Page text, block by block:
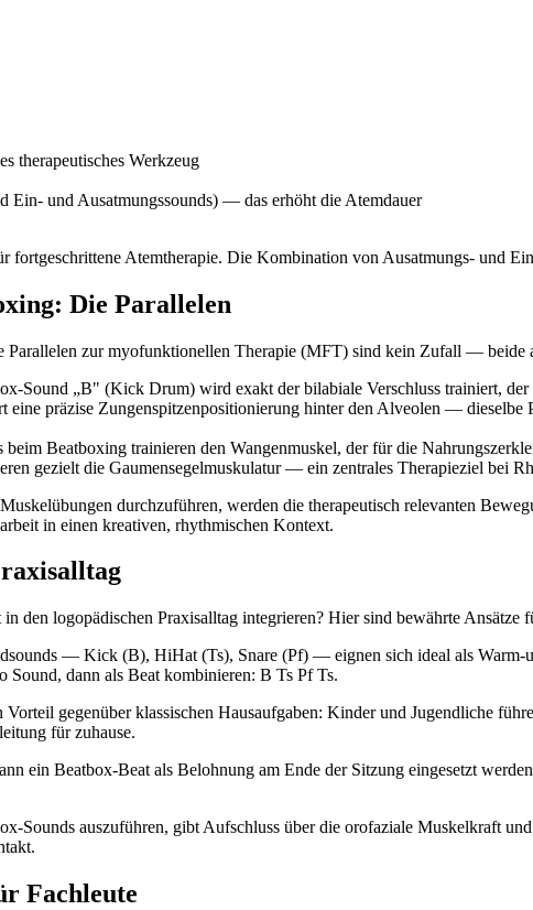
therapeutisches Werkzeug
und Ausatmungssounds) — das erhöht die Atemdauer
fortgeschrittene Atemtherapie. Die Kombination von Ausatmungs- und
Die Parallelen
zur myofunktionellen Therapie (MFT) sind kein Zufall — beide
Sound „B" (Kick Drum) wird exakt der bilabiale Verschluss trainiert,
präzise Zungenspitzenpositionierung hinter den Alveolen — dieselbe
beim Beatboxing trainieren den Wangenmuskel, der für die
gezielt die Gaumensegelmuskulatur — ein zentrales Therapieziel bei
durchzuführen, werden die therapeutisch relevanten
in einen kreativen, rhythmischen Kontext.
den logopädischen Praxisalltag integrieren? Hier sind bewährte
— Kick (B), HiHat (Ts), Snare (Pf) — eignen sich ideal als Warm-
dann als Beat kombinieren: B Ts Pf Ts.
Vorteil gegenüber klassischen Hausaufgaben: Kinder und Jugendliche
für zuhause.
ein Beatbox-Beat als Belohnung am Ende der Sitzung eingesetzt
Sounds auszuführen, gibt Aufschluss über die orofaziale Muskelkraft
Fachleute